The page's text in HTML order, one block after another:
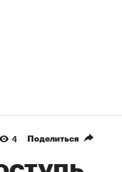
4 Поделиться